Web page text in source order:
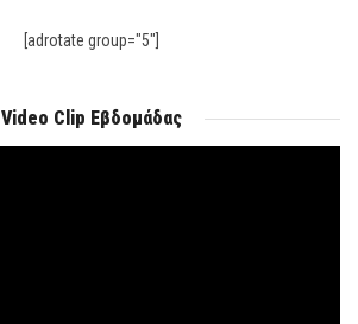
[adrotate group="5"]
Video Clip Εβδομάδας